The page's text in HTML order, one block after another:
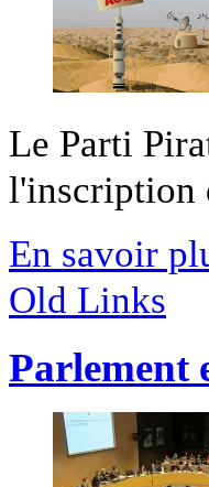
Le Parti
l'inscription
En savoir
Old Links
Parlement